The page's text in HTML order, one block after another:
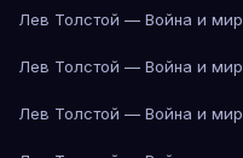
Лев Толстой — Война и мир
Лев Толстой — Война и мир
Лев Толстой — Война и мир